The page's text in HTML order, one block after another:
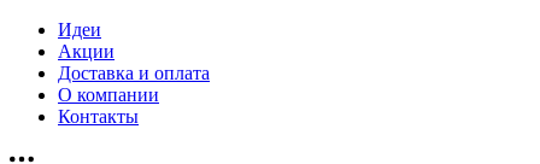
Идеи
Акции
Доставка и оплата
О компании
Контакты